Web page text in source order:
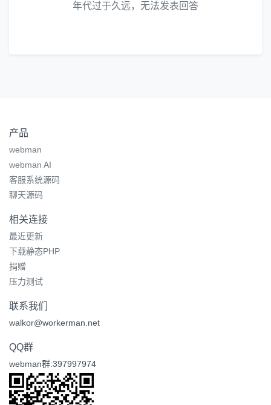
年代过于久远，无法发表回答
产品
webman
webman AI
客服系统源码
聊天源码
相关连接
最近更新
下载静态PHP
捐赠
压力测试
联系我们
walkor@workerman.net
QQ群
webman群:397997974